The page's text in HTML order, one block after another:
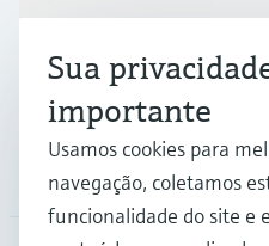
Suporte
Sua
importante
Usamos cookies para
navegação, coletamos
funcionalidade do site e